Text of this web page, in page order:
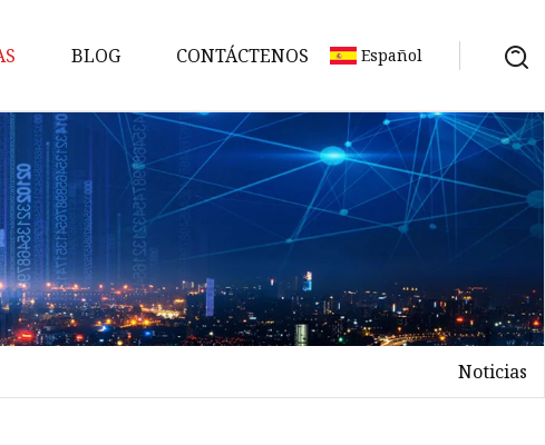
BLOG CONTÁCTENOS Español
Noticias